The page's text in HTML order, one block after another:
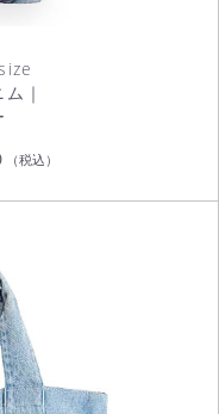
｜
（税込）